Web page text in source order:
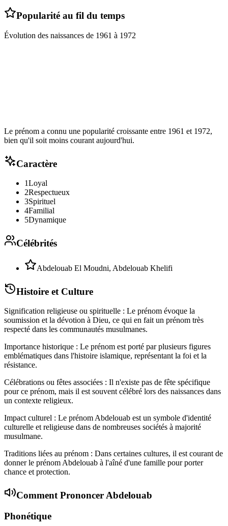
Popularité au fil du temps
Évolution des naissances de 1961 à 1972
Le prénom a connu une popularité croissante entre 1961 et 1972,
bien qu'il soit moins courant aujourd'hui.
Caractère
1Loyal
2Respectueux
3Spirituel
4Familial
5Dynamique
Célébrités
Abdelouab El Moudni, Abdelouab Khelifi
Histoire et Culture
Signification religieuse ou spirituelle : Le prénom évoque la
soumission et la dévotion à Dieu, ce qui en fait un prénom très
respecté dans les communautés musulmanes.
Importance historique : Le prénom est porté par plusieurs figures
emblématiques dans l'histoire islamique, représentant la foi et la
résistance.
Célébrations ou fêtes associées : Il n'existe pas de fête spécifique
pour ce prénom, mais il est souvent célébré lors des naissances dans
un contexte religieux.
Impact culturel : Le prénom Abdelouab est un symbole d'identité
culturelle et religieuse dans de nombreuses sociétés à majorité
musulmane.
Traditions liées au prénom : Dans certaines cultures, il est courant de
donner le prénom Abdelouab à l'aîné d'une famille pour porter
chance et protection.
Comment Prononcer Abdelouab
Phonétique